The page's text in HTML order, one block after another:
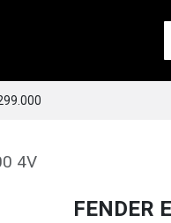
4V
FENDER